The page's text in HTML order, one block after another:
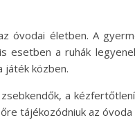
óvodai életben. A
esetben a ruhák
játék közben.
a
tájékozódniuk az